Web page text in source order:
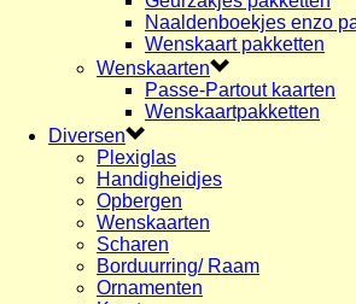
Naaldenboekjes enzo
Wenskaart pakketten
Wenskaarten
Passe-Partout kaarten
Wenskaartpakketten
Diversen
Plexiglas
Handigheidjes
Opbergen
Wenskaarten
Scharen
Borduurring/ Raam
Ornamenten